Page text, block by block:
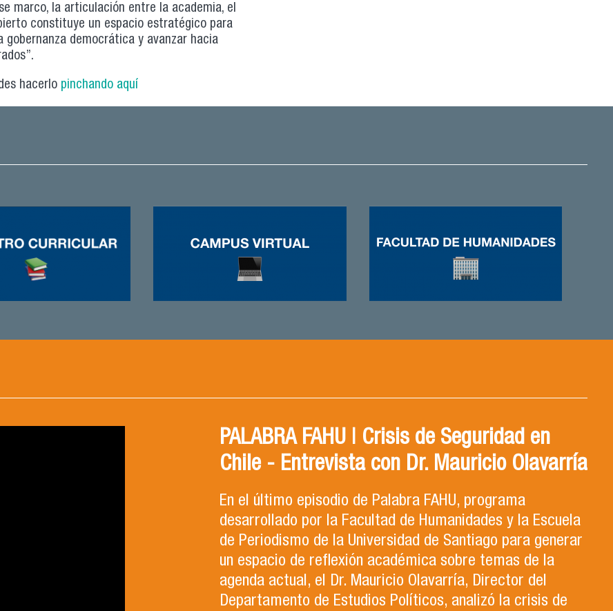
marco, la articulación entre la academia, el
constituye un espacio estratégico para
democrática y avanzar hacia
hacerlo pinchando aquí
PALABRA FAHU | Crisis de Seguridad en
Chile - Entrevista con Dr. Mauricio Olavarría
En el último episodio de Palabra FAHU, programa
desarrollado por la Facultad de Humanidades y la Escuela
de Periodismo de la Universidad de Santiago para generar
un espacio de reflexión académica sobre temas de la
agenda actual, el Dr. Mauricio Olavarría, Director del
Departamento de Estudios Políticos, analizó la crisis de